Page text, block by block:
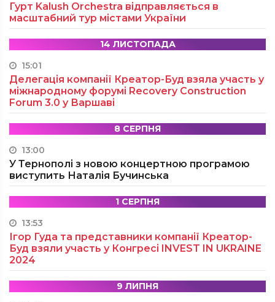
Гурт Kalush Orchestra відправляється в
масштабний тур містами України
14 ЛИСТОПАДА
15:01
Делегація компанії Креатор-Буд взяла участь у
міжнародному форумі Recovery Construction
Forum 3.0 у Варшаві
8 СЕРПНЯ
13:00
У Тернополі з новою концертною програмою
виступить Наталія Бучинська
1 СЕРПНЯ
13:53
Ігор Гуда та представники компанії Креатор-
Буд взяли участь у Конгресі INVEST IN UKRAINE
2024
9 ЛИПНЯ